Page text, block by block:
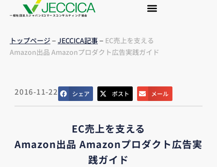
一般社団法人ジャパンEコマースコンサルティング協会
トップページ– JECCICA記事– EC売上を支える
Amazon出品 Amazonプロダクト広告実践ガイド
2016-11-22 シェア ポスト メール
EC売上を支える
Amazon出品 Amazonプロダクト広告実
践ガイド